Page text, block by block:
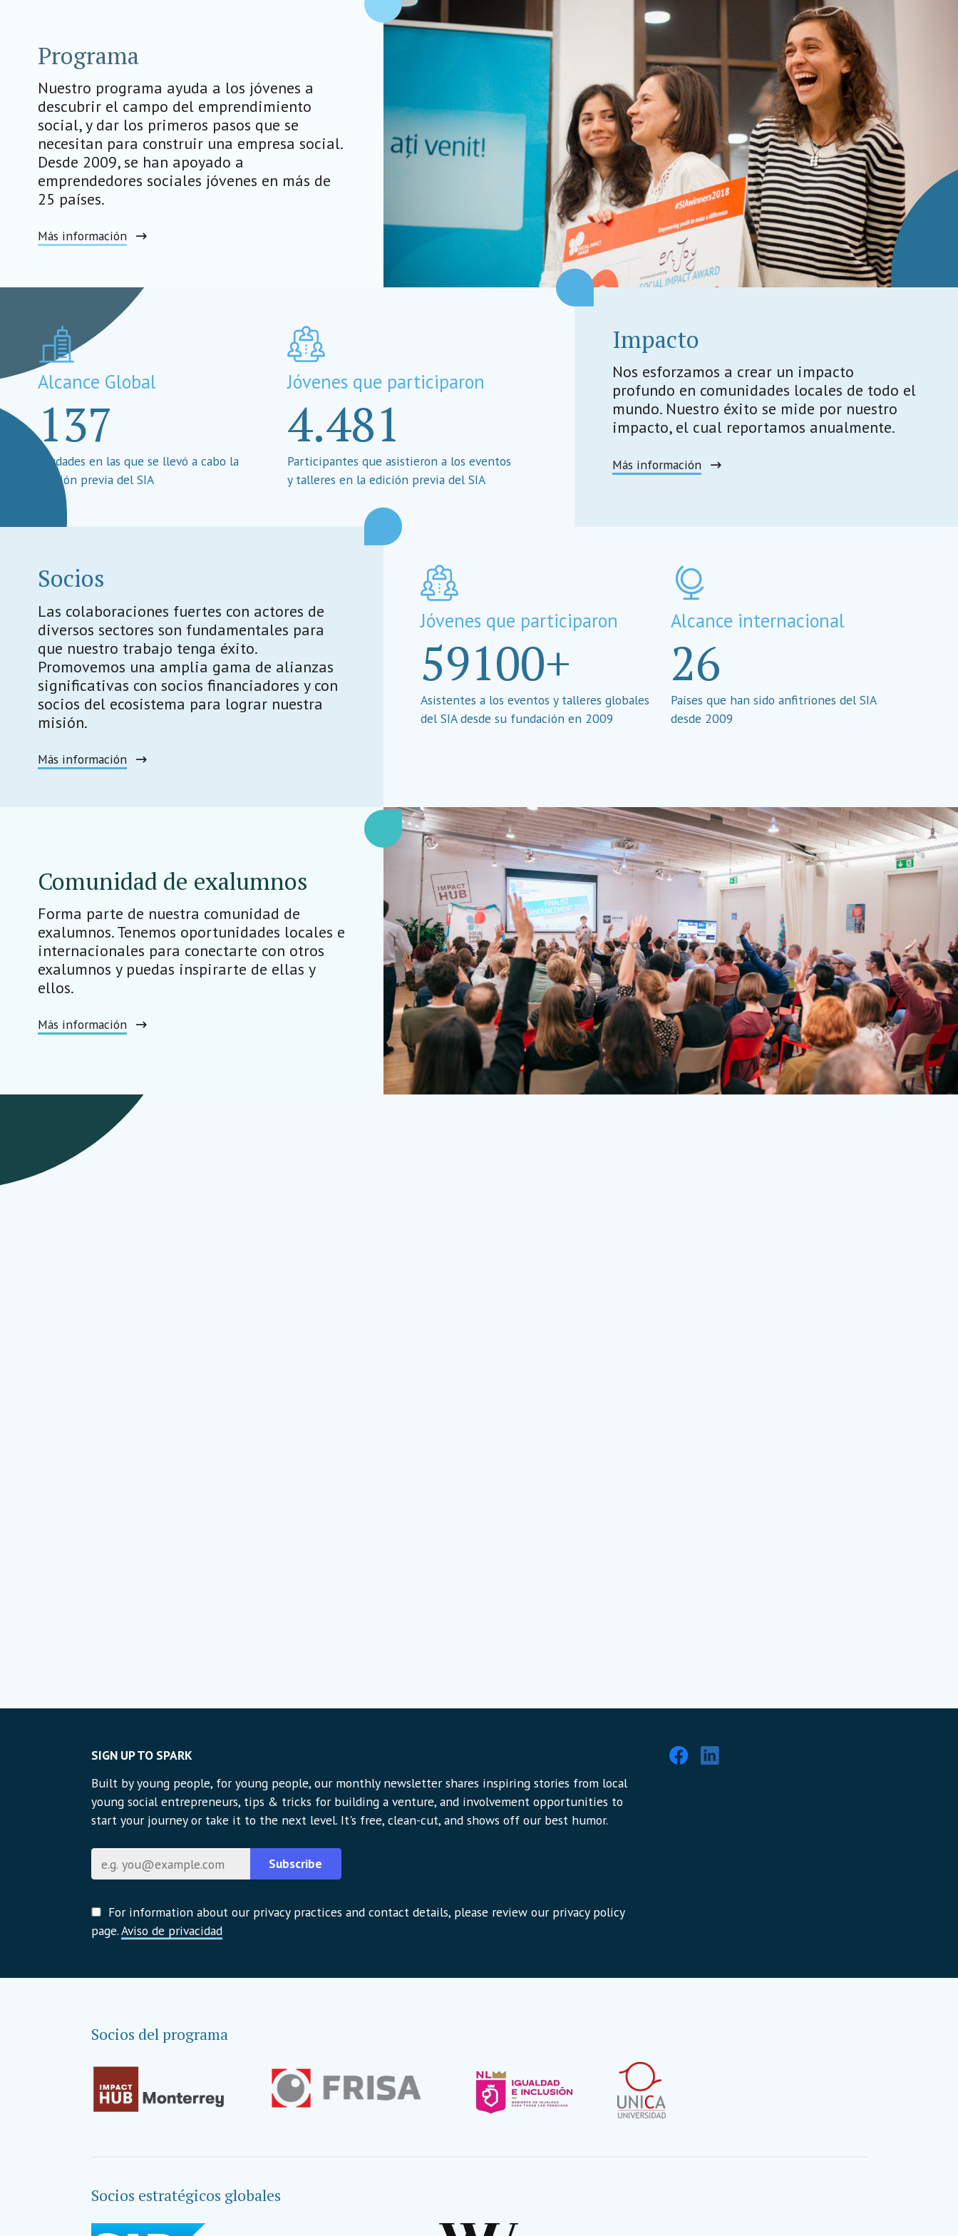
Programa
Nuestro programa ayuda a los jóvenes a
descubrir el campo del emprendimiento
social, y dar los primeros pasos que se
necesitan para construir una empresa social.
Desde 2009, se han apoyado a
emprendedores sociales jóvenes en más de
25 países.
Más información
Alcance Global
137
Ciudades en las que se llevó a cabo la
edición previa del SIA
Jóvenes que participaron
4.481
Participantes que asistieron a los eventos
y talleres en la edición previa del SIA
Impacto
Nos esforzamos a crear un impacto
profundo en comunidades locales de todo el
mundo. Nuestro éxito se mide por nuestro
impacto, el cual reportamos anualmente.
Más información
Jóvenes que participaron
59100+
Asistentes a los eventos y talleres globales
del SIA desde su fundación en 2009
Alcance internacional
26
Países que han sido anfitriones del SIA
desde 2009
Socios
Las colaboraciones fuertes con actores de
diversos sectores son fundamentales para
que nuestro trabajo tenga éxito.
Promovemos una amplia gama de alianzas
significativas con socios financiadores y con
socios del ecosistema para lograr nuestra
misión.
Más información
Comunidad de exalumnos
Forma parte de nuestra comunidad de
exalumnos. Tenemos oportunidades locales e
internacionales para conectarte con otros
exalumnos y puedas inspirarte de ellas y
ellos.
Más información
SIGN UP TO SPARK
Built by young people, for young people, our monthly newsletter shares inspiring stories from local
young social entrepreneurs, tips & tricks for building a venture, and involvement opportunities to
start your journey or take it to the next level. It's free, clean-cut, and shows off our best humor.
Correo electrónico Subscribe
For information about our privacy practices and contact details, please review our privacy policy
page.Aviso de privacidad
Socios del programa
Socios estratégicos globales